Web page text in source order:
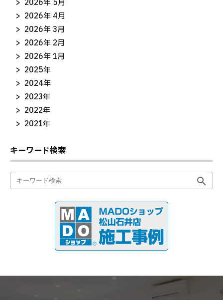
2026年 5月
2026年 4月
2026年 3月
2026年 2月
2026年 1月
2025年
2024年
2023年
2022年
2021年
キーワード検索